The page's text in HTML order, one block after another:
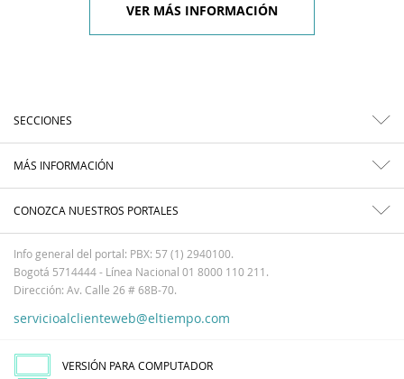
VER MÁS INFORMACIÓN
SECCIONES
MÁS INFORMACIÓN
CONOZCA NUESTROS PORTALES
Info general del portal: PBX: 57 (1) 2940100.
Bogotá 5714444 - Línea Nacional 01 8000 110 211.
Dirección: Av. Calle 26 # 68B-70.
servicioalclienteweb@eltiempo.com
VERSIÓN PARA COMPUTADOR